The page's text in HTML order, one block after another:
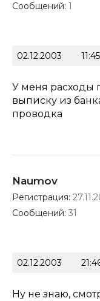
Сообщений: 1
02.12.2003 11:45
У меня расходы
выписку из
проводка
Naumov
Регистрация:
Сообщений: 31
02.12.2003
Ну не знаю,